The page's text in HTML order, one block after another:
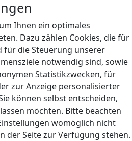
Ihnen ein optimales
Dazu zählen Cookies, die für
für die Steuerung unserer
notwendig sind, sowie
Statistikzwecken, für
zur Anzeige personalisierter
können selbst entscheiden,
möchten. Bitte beachten
womöglich nicht
der Seite zur Verfügung stehen.